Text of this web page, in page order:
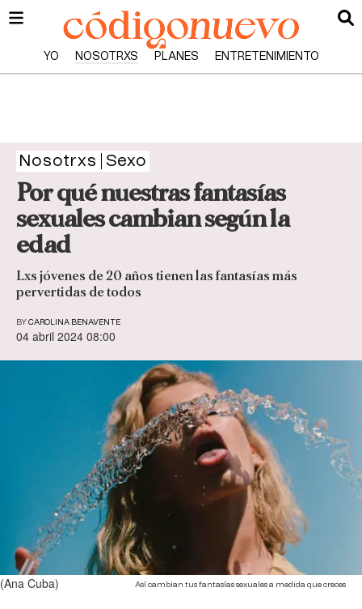
YO NOSOTRXS PLANES ENTRETENIMIENTO
Nosotrxs Sexo
Por qué nuestras fantasías
sexuales cambian según la
edad
Lxs jóvenes de 20 años tienen las fantasías más
pervertidas de todos
BY CAROLINA BENAVENTE
04 abril 2024 08:00
Así cambian tus fantasías sexuales a medida que creces
(Ana Cuba)